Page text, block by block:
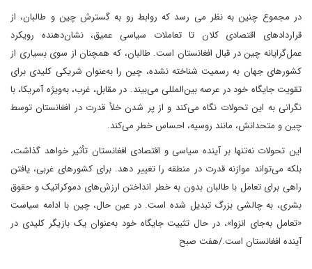
در مجموع چنین به نظر می رسد که روابط رو به گسترش چین و طالبان، از
قراردادهای اقتصادی کلان تا تعاملات سیاسی عمیق، نشان‌دهنده رویکرد
عمل‌گرایانه چین در قبال افغانستان است. طالبان، که همچنان از سوی بسیاری از
کشورهای جهان به رسمیت شناخته نشده، چین را به‌عنوان شریکی کلیدی برای
تقویت جایگاه خود در عرصه بین‌المللی می‌بیند. در مقابل، غرب، به‌ویژه آمریکا، با
نگرانی به این تحولات نگاه می‌کند و از پر شدن خلأ قدرت در افغانستان توسط
چین و متحدانش، مانند روسیه، احساس خطر می‌کند.
این تحولات نه‌تنها بر آینده سیاسی و اقتصادی افغانستان تأثیر خواهد گذاشت،
بلکه می‌تواند موازنه قدرت در منطقه را تغییر دهد. برای کشورهای غربی، یافتن
راهی برای تعامل با طالبان بدون به خطر انداختن ارزش‌های دموکراتیک و حقوق
بشری، به چالشی بزرگ تبدیل شده است. در عین حال، چین با ادامه سیاست
«تعامل به‌جای انزوا»، در حال تثبیت جایگاه خود به‌عنوان یک بازیگر کلیدی در
آینده افغانستان است./هفت صبح